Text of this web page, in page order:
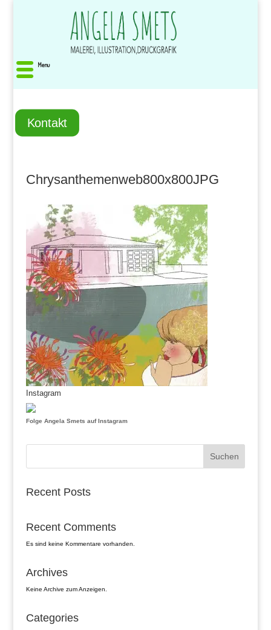
Kontakt
Chrysanthemenweb800x800JPG
Instagram
Folge Angela Smets auf Instagram
Suchen
Recent Posts
Recent Comments
Es sind keine Kommentare vorhanden.
Archives
Keine Archive zum Anzeigen.
Categories
Menu